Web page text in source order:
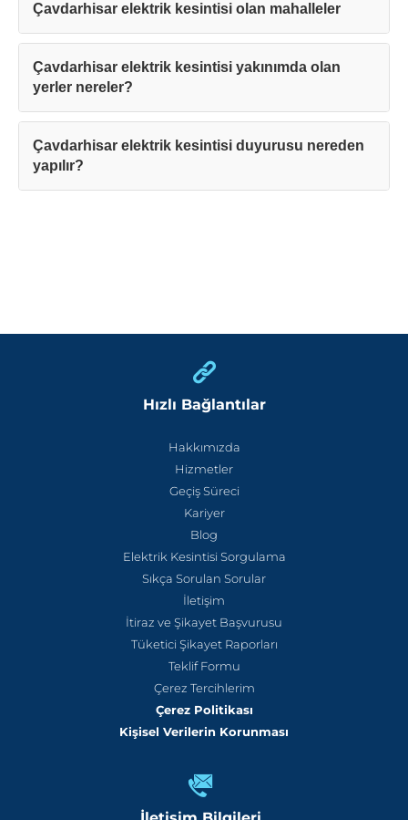
Çavdarhisar elektrik kesintisi olan mahalleler
Çavdarhisar elektrik kesintisi yakınımda olan
yerler nereler?
Çavdarhisar elektrik kesintisi duyurusu nereden
yapılır?
Hızlı Bağlantılar
Hakkımızda
Hizmetler
Geçiş Süreci
Kariyer
Blog
Elektrik Kesintisi Sorgulama
Sıkça Sorulan Sorular
İletişim
İtiraz ve Şikayet Başvurusu
Tüketici Şikayet Raporları
Teklif Formu
Çerez Tercihlerim
Çerez Politikası
Kişisel Verilerin Korunması